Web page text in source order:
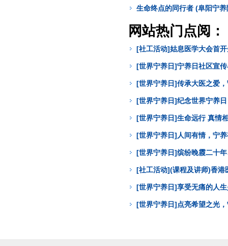
生命终点的同行者 (阜阳宁
网站热门点阅：
[社工活动]姑息医学大会首
[世界宁养日]宁养日社区宣
[世界宁养日]传承大医之爱
[世界宁养日]纪念世界宁养
[世界宁养日]生命远行 真情
[世界宁养日]人间有情，宁
[世界宁养日]缤纷晚霞二十
[社工活动](课程及讲师)香
[世界宁养日]享受无痛的人
[世界宁养日]点亮希望之光